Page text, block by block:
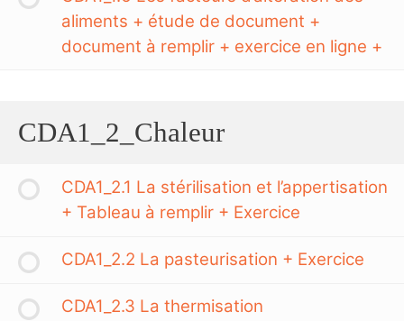
aliments + étude de document +
document à remplir + exercice en ligne +
CDA1_2_Chaleur
CDA1_2.1 La stérilisation et l’appertisation
+ Tableau à remplir + Exercice
CDA1_2.2 La pasteurisation + Exercice
CDA1_2.3 La thermisation